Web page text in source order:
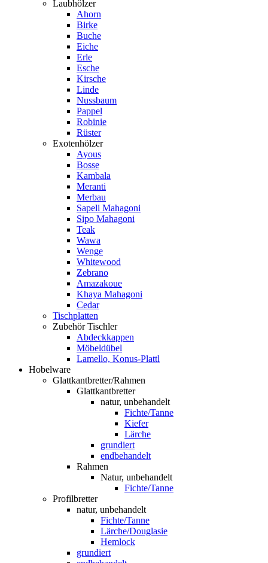
Laubhölzer
Ahorn
Birke
Buche
Eiche
Erle
Esche
Kirsche
Linde
Nussbaum
Pappel
Robinie
Rüster
Exotenhölzer
Ayous
Bosse
Kambala
Meranti
Merbau
Sapeli Mahagoni
Sipo Mahagoni
Teak
Wawa
Wenge
Whitewood
Zebrano
Amazakoue
Khaya Mahagoni
Cedar
Tischplatten
Zubehör Tischler
Abdeckkappen
Möbeldübel
Lamello, Konus-Plattl
Hobelware
Glattkantbretter/Rahmen
Glattkantbretter
natur, unbehandelt
Fichte/Tanne
Kiefer
Lärche
grundiert
endbehandelt
Rahmen
Natur, unbehandelt
Fichte/Tanne
Profilbretter
natur, unbehandelt
Fichte/Tanne
Lärche/Douglasie
Hemlock
grundiert